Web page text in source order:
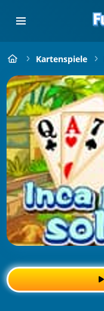
Kartenspiele